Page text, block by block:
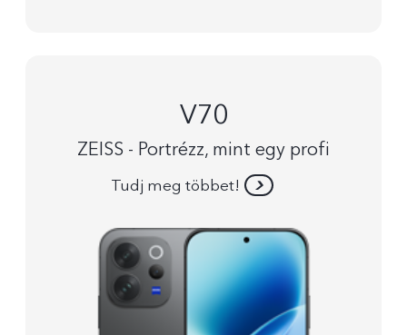
V70
ZEISS - Portrézz, mint egy profi
Tudj meg többet!